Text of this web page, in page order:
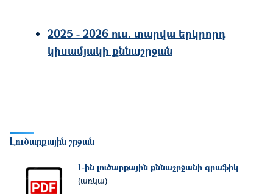
2025 - 2026 ուս. տարվա երկրորդ
կիսամյակի քննաշրջան
Լուծարքային շրջան
Image
1-ին լուծարքային քննաշրջանի գրաֆիկ
(առկա)